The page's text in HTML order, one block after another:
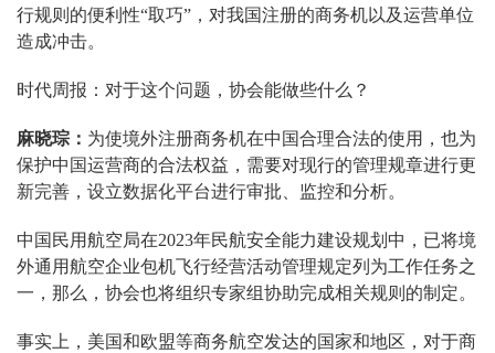
行规则的便利性“取巧”，对我国注册的商务机以及运营单位
造成冲击。
时代周报：对于这个问题，协会能做些什么？
麻晓琮： 为使境外注册商务机在中国合理合法的使用，也为
保护中国运营商的合法权益，需要对现行的管理规章进行更
新完善，设立数据化平台进行审批、监控和分析。
中国民用航空局在2023年民航安全能力建设规划中，已将境
外通用航空企业包机飞行经营活动管理规定列为工作任务之
一，那么，协会也将组织专家组协助完成相关规则的制定。
事实上，美国和欧盟等商务航空发达的国家和地区，对于商